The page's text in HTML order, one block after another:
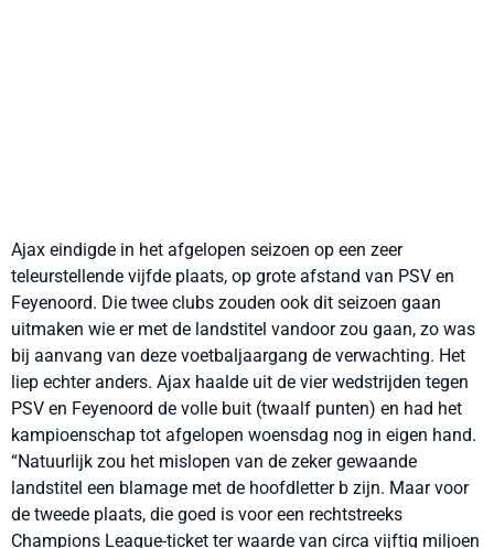
Ajax eindigde in het afgelopen seizoen op een zeer
teleurstellende vijfde plaats, op grote afstand van PSV en
Feyenoord. Die twee clubs zouden ook dit seizoen gaan
uitmaken wie er met de landstitel vandoor zou gaan, zo was
bij aanvang van deze voetbaljaargang de verwachting. Het
liep echter anders. Ajax haalde uit de vier wedstrijden tegen
PSV en Feyenoord de volle buit (twaalf punten) en had het
kampioenschap tot afgelopen woensdag nog in eigen hand.
“Natuurlijk zou het mislopen van de zeker gewaande
landstitel een blamage met de hoofdletter b zijn. Maar voor
de tweede plaats, die goed is voor een rechtstreeks
Champions League-ticket ter waarde van circa vijftig miljoen